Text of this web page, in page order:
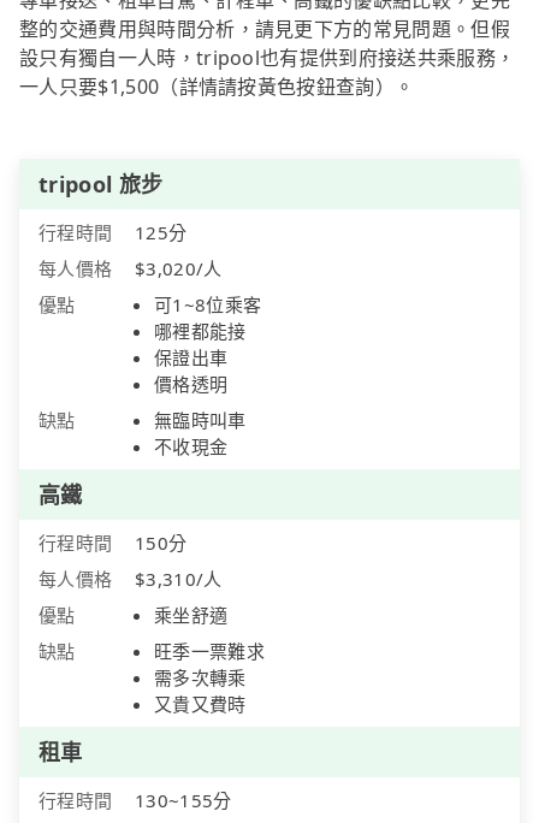
整的交通費用與時間分析，請見更下方的常見問題。但假
設只有獨自一人時，tripool也有提供到府接送共乘服務，
一人只要$1,500（詳情請按黃色按鈕查詢）。
tripool 旅步
行程時間
125分
每人價格
$3,020/人
優點
可1~8位乘客
哪裡都能接
保證出車
價格透明
缺點
無臨時叫車
不收現金
高鐵
行程時間
150分
每人價格
$3,310/人
優點
乘坐舒適
缺點
旺季一票難求
需多次轉乘
又貴又費時
租車
行程時間
130~155分